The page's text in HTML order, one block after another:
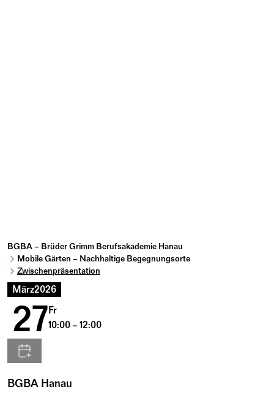
BGBA – Brüder Grimm Berufsakademie Hanau
Mobile Gärten – Nachhaltige Begegnungsorte
Zwischenpräsentation
März2026
27 Fr
10:00 – 12:00
BGBA Hanau